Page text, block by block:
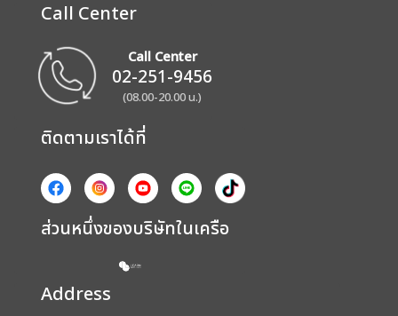
Call Center
Call Center
02-251-9456
(08.00-20.00 น.)
ติดตามเราได้ที่
ส่วนหนึ่งของบริษัทในเครือ
Address